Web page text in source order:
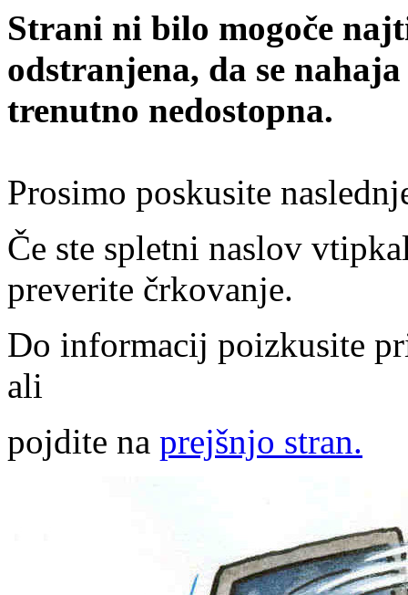
Strani ni bilo mogoče
odstranjena, da se
trenutno nedostopna.
Prosimo poskusite
Če ste spletni naslov
preverite črkovanje.
Do informacij poizkusite
ali
pojdite na prejšnjo stran.